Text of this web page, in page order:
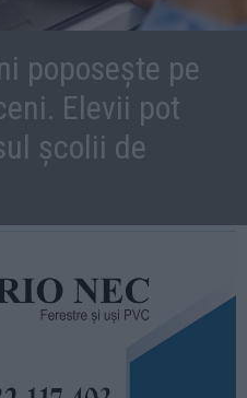
poposește pe
Elevii pot
școlii de